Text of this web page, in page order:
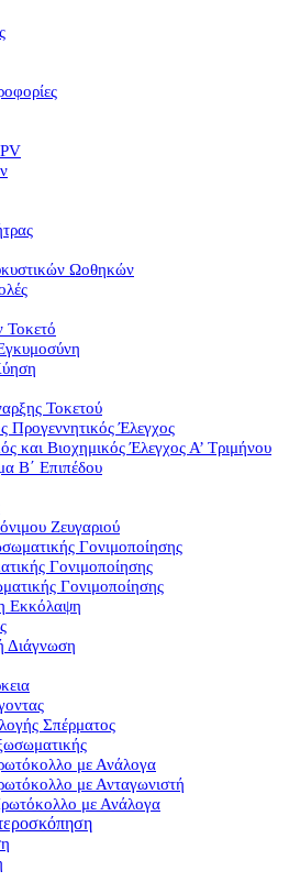
Ωοθηκών
Τοκετό
Τοκετού
Προγεννητικός Έλεγχος
και Βιοχημικός Έλεγχος Α’ Τριμήνου
Β΄ Επιπέδου
Ζευγαριού
Γονιμοποίησης
Γονιμοποίησης
Γονιμοποίησης
Εκκόλαψη
Διάγνωση
Σπέρματος
με Ανάλογα
με Ανταγωνιστή
με Ανάλογα